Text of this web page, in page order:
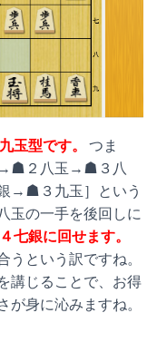
玉型です。
つま
→☗２八玉→☗３八
→☗３九玉］という
玉の一手を後回しに
七銀に回せます。
という訳ですね。
講じることで、お得
身に沁みますね。